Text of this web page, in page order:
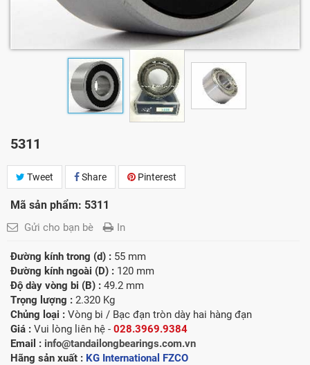
5311
Tweet Share Pinterest
Mã sản phẩm: 5311
Gửi cho bạn bè In
Đường kính trong (d) : 55 mm
Đường kính ngoài (D) : 120 mm
Độ dày vòng bi (B) : 49.2 mm
Trọng lượng : 2.320 Kg
Chủng loại : Vòng bi / Bạc đạn tròn dày hai hàng đạn
Giá : Vui lòng liên hệ - 028.3969.9384
Email : info@tandailongbearings.com.vn
Hãng sản xuất : KG International FZCO